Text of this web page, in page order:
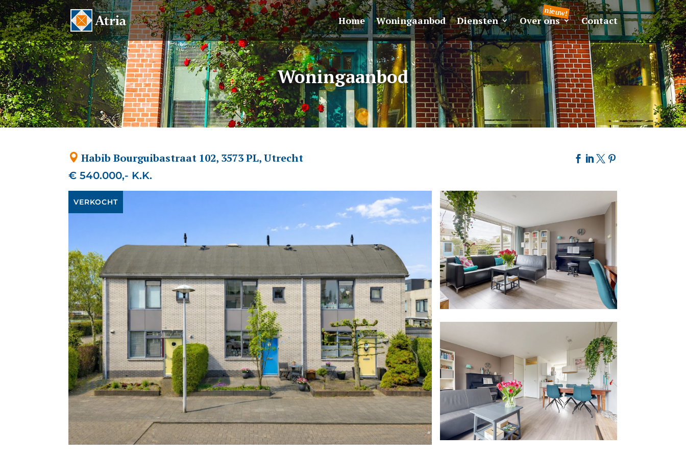
Home Woningaanbod Diensten Over ons Contact
Woningaanbod
Habib Bourguibastraat 102, 3573 PL, Utrecht
€ 540.000,- K.K.
VERKOCHT